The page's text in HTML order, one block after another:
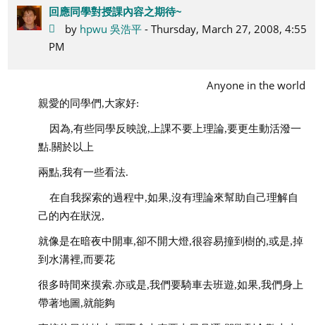
回應同學對授課內容之期待~
by hpwu 吳浩平- Thursday, March 27, 2008, 4:55
PM
Anyone in the world
親愛的同學們,大家好:
因為,有些同學反映說,上課不要上理論,要更生動活潑一
點.關於以上
兩點,我有一些看法.
在自我探索的過程中,如果,沒有理論來幫助自己理解自
己的內在狀況,
就像是在暗夜中開車,卻不開大燈,很容易撞到樹的,或是,掉
到水溝裡,而要花
很多時間來摸索.亦或是,我們要騎車去班遊,如果,我們身上
帶著地圖,就能夠